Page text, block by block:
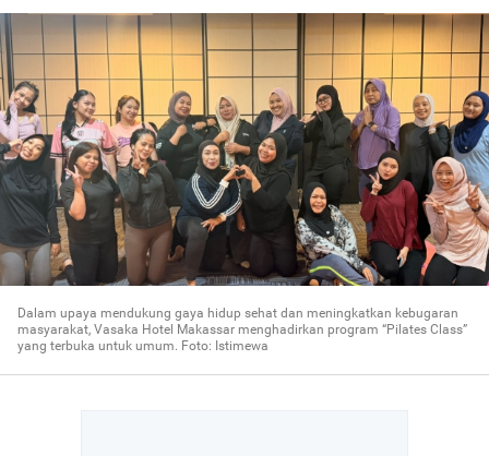
Dalam upaya mendukung gaya hidup sehat dan meningkatkan kebugaran
masyarakat, Vasaka Hotel Makassar menghadirkan program “Pilates Class”
yang terbuka untuk umum. Foto: Istimewa